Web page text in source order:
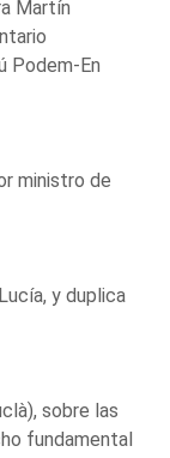
Martín
Podem-En
ministro de
y duplica
sobre las
fundamental